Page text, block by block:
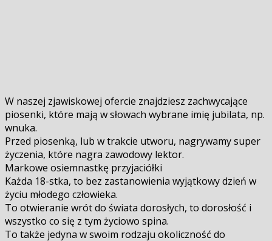
W naszej zjawiskowej ofercie znajdziesz zachwycające
piosenki, które mają w słowach wybrane imię jubilata, np.
wnuka.
Przed piosenką, lub w trakcie utworu, nagrywamy super
życzenia, które nagra zawodowy lektor.
Markowe osiemnastkę przyjaciółki
Każda 18-stka, to bez zastanowienia wyjątkowy dzień w
życiu młodego człowieka.
To otwieranie wrót do świata dorosłych, to dorosłość i
wszystko co się z tym życiowo spina.
To także jedyna w swoim rodzaju okoliczność do